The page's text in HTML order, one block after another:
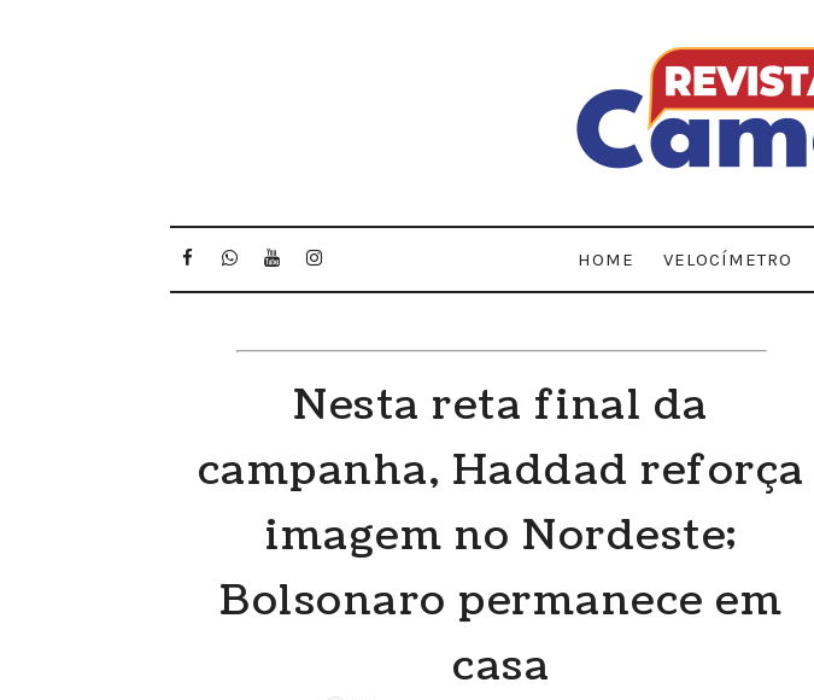
HOME VELOCÍMETRO
Nesta reta final da
campanha, Haddad reforça
imagem no Nordeste;
Bolsonaro permanece em
casa